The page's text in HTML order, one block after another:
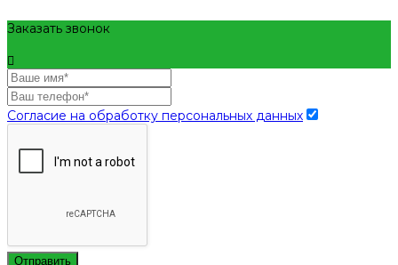
Заказать звонок
Согласие на обработку персональных данных
Отправить